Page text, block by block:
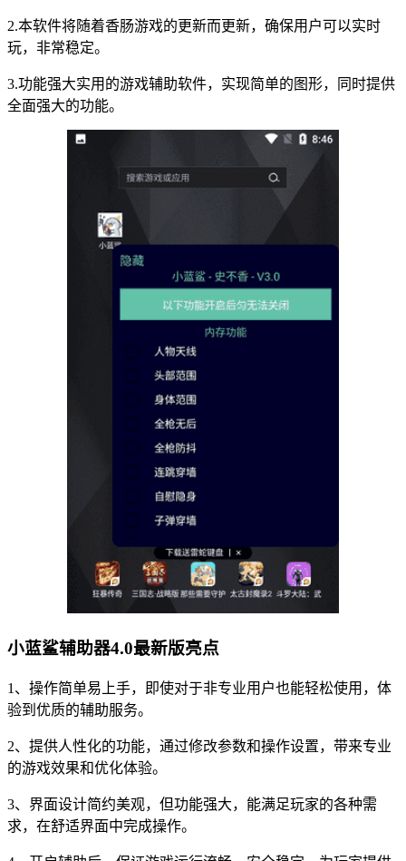
2.本软件将随着香肠游戏的更新而更新，确保用户可以实时
玩，非常稳定。
3.功能强大实用的游戏辅助软件，实现简单的图形，同时提供
全面强大的功能。
小蓝鲨辅助器4.0最新版亮点
1、操作简单易上手，即使对于非专业用户也能轻松使用，体
验到优质的辅助服务。
2、提供人性化的功能，通过修改参数和操作设置，带来专业
的游戏效果和优化体验。
3、界面设计简约美观，但功能强大，能满足玩家的各种需
求，在舒适界面中完成操作。